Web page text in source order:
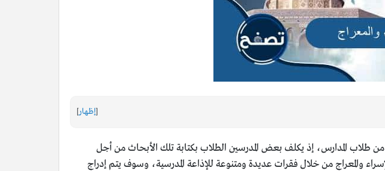
[إظهار]
من طلاب المدارس، إذ يكلف بعض المدرسين الطلاب بكتابة تلك الأبحاث من أجل
والمعراج من خلال فقرات عديدة ومتنوعة للإذاعة المدرسية، وسوف يتم إدراج